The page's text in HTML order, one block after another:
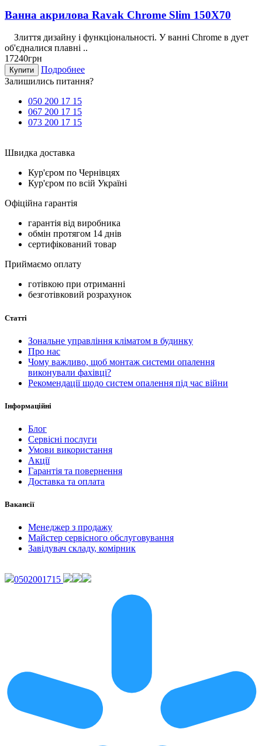
Ванна акрилова Ravak Chrome Slim 150X70
Злиття дизайну і функціональності. У ванні Chrome в дует
об'єдналися плавні ..
17240грн
Купити
Подробнее
Залишились питання?
050 200 17 15
067 200 17 15
073 200 17 15
Швидка доставка
Кур'єром по Чернівцях
Кур'єром по всій Україні
Офіційна гарантія
гарантія від виробника
обмін протягом 14 днів
сертифікований товар
Приймаємо оплату
готівкою при отриманні
безготівковий розрахунок
Статті
Зональне управління кліматом в будинку
Про нас
Чому важливо, щоб монтаж системи опалення
виконували фахівці?
Рекомендації щодо систем опалення під час війни
Інформаційні
Блог
Сервісні послуги
Умови використання
Акції
Гарантія та повернення
Доставка та оплата
Вакансії
Менеджер з продажу
Майстер сервісного обслуговування
Завідувач складу, комірник
0502001715